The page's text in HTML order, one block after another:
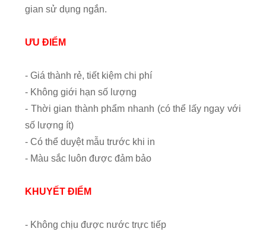
gian sử dụng ngắn.
ƯU ĐIỂM
- Giá thành rẻ, tiết kiệm chi phí
- Không giới hạn số lượng
- Thời gian thành phẩm nhanh (có thể lấy ngay với
số lượng ít)
- Có thể duyệt mẫu trước khi in
- Màu sắc luôn được đảm bảo
KHUYẾT ĐIỂM
- Không chịu được nước trực tiếp